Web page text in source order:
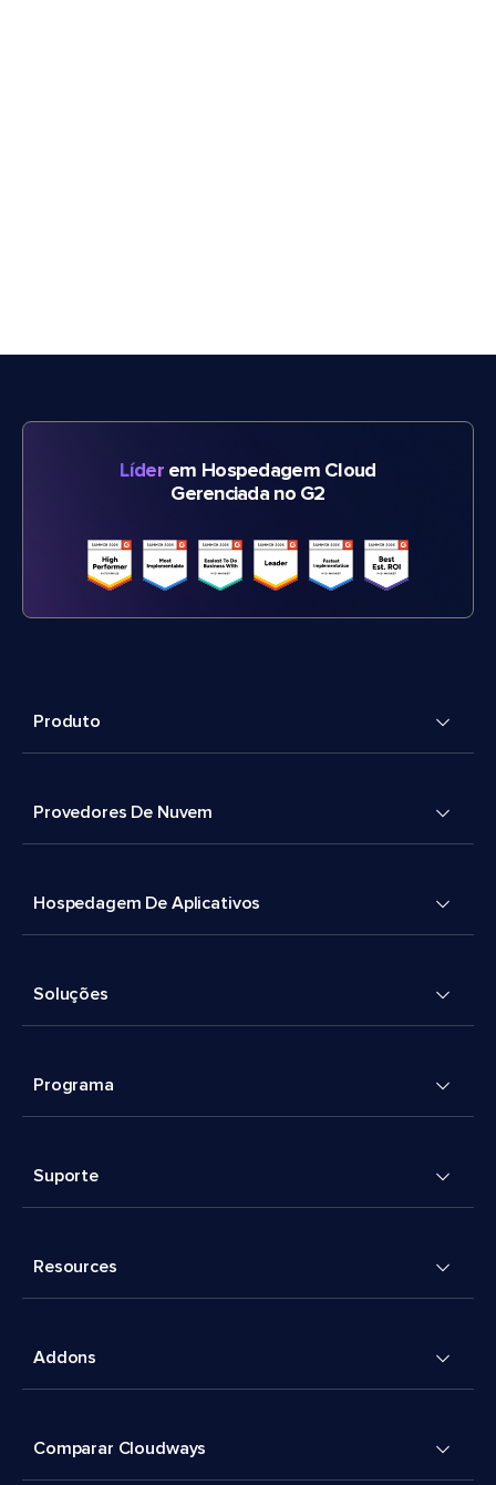
Líderem Hospedagem Cloud
Gerenciada no G2
Produto
Provedores De Nuvem
Hospedagem De Aplicativos
Soluções
Programa
Suporte
Resources
Addons
Comparar Cloudways